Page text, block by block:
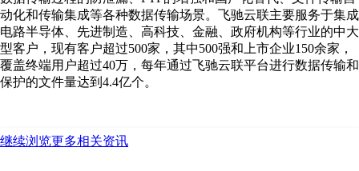
动化和传输集成等各种数据传输场景。飞驰云联主要服务于集成
电路半导体、先进制造、高科技、金融、政府机构等行业的中大
型客户，现有客户超过500家，其中500强和上市企业150余家，
覆盖终端用户超过40万，每年通过飞驰云联平台进行数据传输和
保护的文件量达到4.4亿个。
继续浏览更多相关资讯